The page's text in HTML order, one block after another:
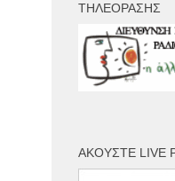
ΤΗΛΕΌΡΑΣΗΣ
ΑΚΟΎΣΤΕ LIVE